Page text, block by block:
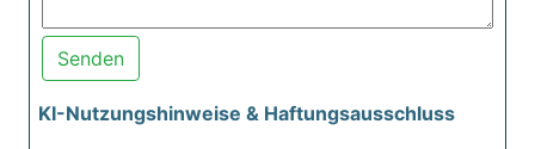
Senden
KI-Nutzungshinweise & Haftungsausschluss